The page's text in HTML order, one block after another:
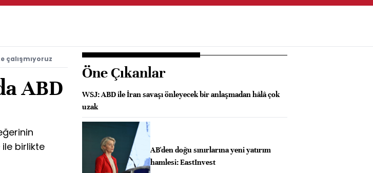
çalışmıyoruz
ABD
ile birlikte
Öne Çıkanlar
WSJ: ABD ile İran savaşı önleyecek bir anlaşmadan hâlâ çok
uzak
AB'den doğu sınırlarına yeni yatırım
hamlesi: EastInvest